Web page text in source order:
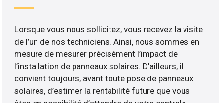
Lorsque vous nous sollicitez, vous recevez la visite
de l’un de nos techniciens. Ainsi, nous sommes en
mesure de mesurer précisément l’impact de
l’installation de panneaux solaires. D’ailleurs, il
convient toujours, avant toute pose de panneaux
solaires, d’estimer la rentabilité future que vous